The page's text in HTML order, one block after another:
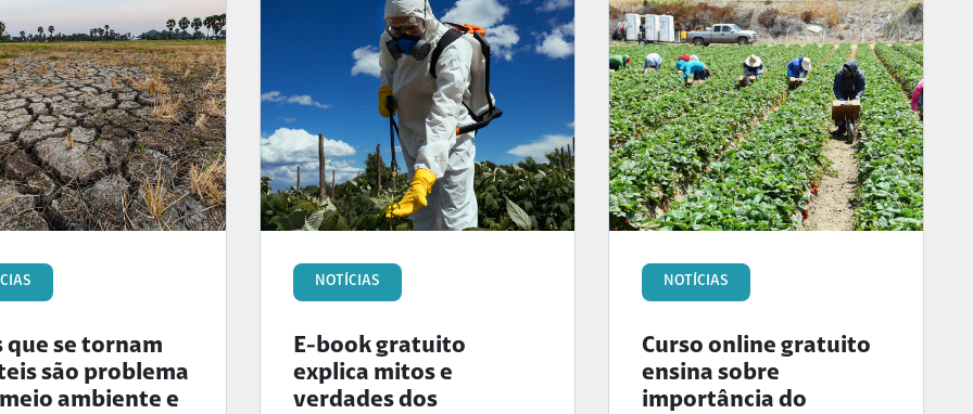
que se tornam
são problema
ambiente e
NOTÍCIAS
E-book gratuito
explica mitos e
verdades dos
NOTÍCIAS
Curso online gratuito
ensina sobre
importância do